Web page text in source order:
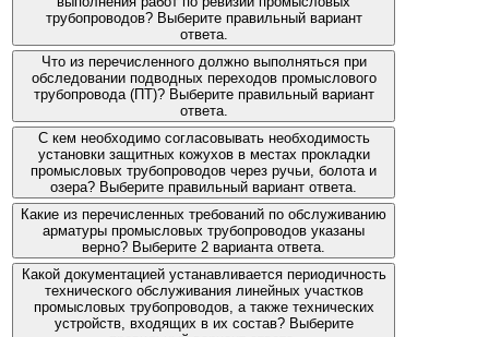
трубопроводов? Выберите правильный вариант
ответа.
Что из перечисленного должно выполняться при
обследовании подводных переходов промыслового
трубопровода (ПТ)? Выберите правильный вариант
ответа.
С кем необходимо согласовывать необходимость
установки защитных кожухов в местах прокладки
промысловых трубопроводов через ручьи, болота и
озера? Выберите правильный вариант ответа.
Какие из перечисленных требований по обслуживанию
арматуры промысловых трубопроводов указаны
верно? Выберите 2 варианта ответа.
Какой документацией устанавливается периодичность
технического обслуживания линейных участков
промысловых трубопроводов, а также технических
устройств, входящих в их состав? Выберите